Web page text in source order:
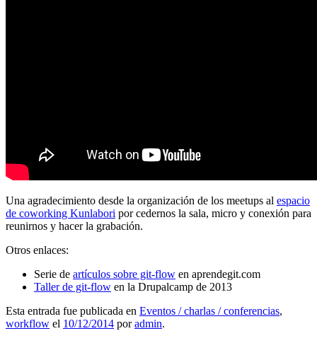
Una agradecimiento desde la organización de los meetups al espacio
de coworking Kunlabori por cedernos la sala, micro y conexión para
reunirnos y hacer la grabación.
Otros enlaces:
Serie de artículos sobre git-flow en aprendegit.com
Taller de git-flow en la Drupalcamp de 2013
Esta entrada fue publicada en Eventos / charlas / conferencias,
workflow el 10/12/2014 poradmin.